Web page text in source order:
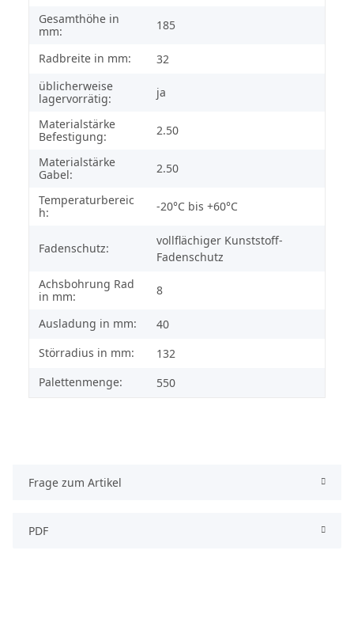
Gesamthöhe in
mm:
185
Radbreite in mm:
32
üblicherweise
lagervorrätig:
ja
Materialstärke
Befestigung:
2.50
Materialstärke
Gabel:
2.50
Temperaturbereic
h:
-20°C bis +60°C
Fadenschutz:
vollflächiger Kunststoff-
Fadenschutz
Achsbohrung Rad
in mm:
8
Ausladung in mm:
40
Störradius in mm:
132
Palettenmenge:
550
Frage zum Artikel
PDF